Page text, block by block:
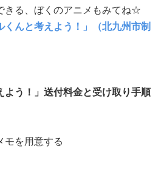
きる、ぼくのアニメもみてね☆
くんと考えよう！」（北九州市制
よう！」送付料金と受け取り手順
を用意する